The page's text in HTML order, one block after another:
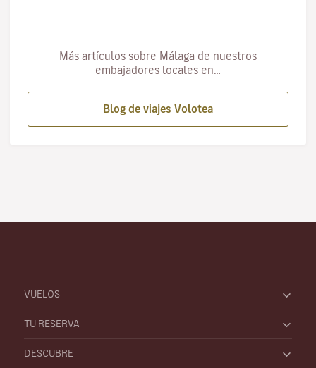
Más artículos sobre Málaga de nuestros
embajadores locales en…
Blog de viajes Volotea
VUELOS
TU RESERVA
DESCUBRE